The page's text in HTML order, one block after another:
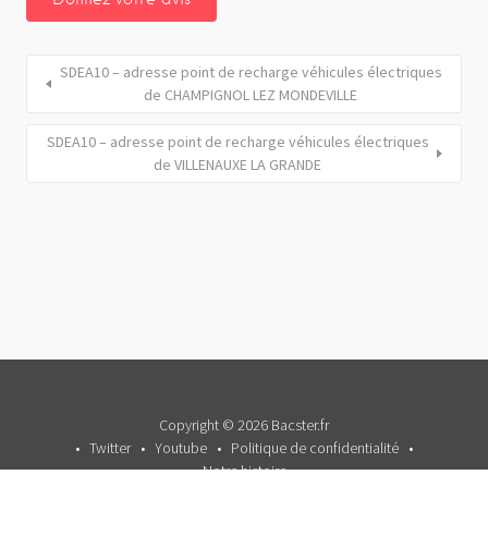
SDEA10 – adresse point de recharge véhicules électriques
de CHAMPIGNOL LEZ MONDEVILLE
SDEA10 – adresse point de recharge véhicules électriques
de VILLENAUXE LA GRANDE
Copyright © 2026 Bacster.fr
Twitter
Youtube
Politique de confidentialité
Notre histoire